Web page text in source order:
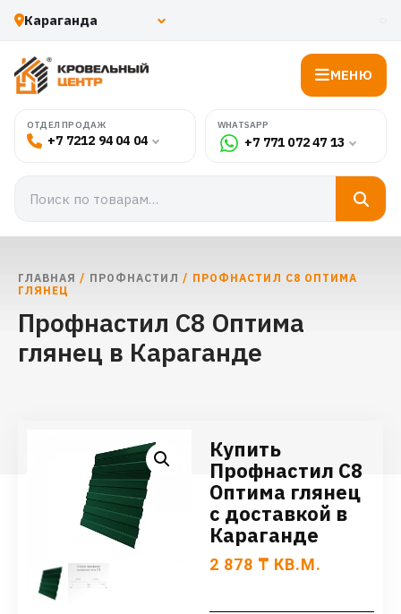
МЕНЮ
ОТДЕЛ ПРОДАЖ
+7 7212 94 04 04
WHATSAPP
+7 771 072 47 13
ГЛАВНАЯ / ПРОФНАСТИЛ / ПРОФНАСТИЛ С8 ОПТИМА
ГЛЯНЕЦ
Профнастил С8 Оптима
глянец в Караганде
Купить
Профнастил С8
Оптима глянец
с доставкой в
Караганде
2 878 ₸ КВ.М.